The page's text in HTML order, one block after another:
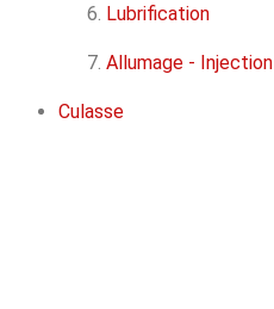
Lubrification
Allumage - Injection
Culasse